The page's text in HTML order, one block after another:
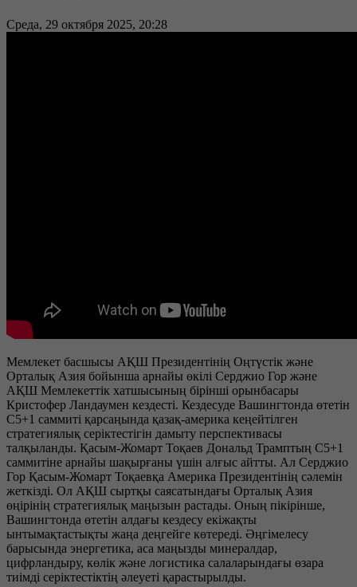
Среда, 29 октября 2025, 20:28
Мемлекет басшысы АҚШ Президентінің Оңтүстік және
Орталық Азия бойынша арнайы өкілі Серджио Гор және
АҚШ Мемлекеттік хатшысының бірінші орынбасары
Кристофер Ландаумен кездесті. Кездесуде Вашингтонда өтетін
С5+1 саммиті қарсаңында қазақ-америка кеңейтілген
стратегиялық серіктестігін дамыту перспективасы
талқыланды. Қасым-Жомарт Тоқаев Дональд Трамптың С5+1
саммитіне арнайы шақырғаны үшін алғыс айтты. Ал Серджио
Гор Қасым-Жомарт Тоқаевқа Америка Президентінің сәлемін
жеткізді. Ол АҚШ сыртқы саясатындағы Орталық Азия
өңірінің стратегиялық маңызын растады. Оның пікірінше,
Вашингтонда өтетін алдағы кездесу екіжақты
ынтымақтастықты жаңа деңгейге көтереді. Әңгімелесу
барысында энергетика, аса маңызды минералдар,
цифрландыру, көлік және логистика салаларындағы өзара
тиімді серіктестіктің әлеуеті қарастырылды.